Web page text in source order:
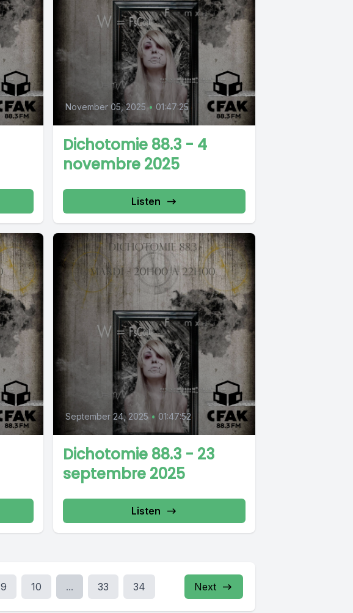
November 05, 2025 • 01:47:25
Dichotomie 88.3 - 4
novembre 2025
Listen
September 24, 2025 • 01:47:52
Dichotomie 88.3 - 23
septembre 2025
Listen
9 10 ... 33 34 Next